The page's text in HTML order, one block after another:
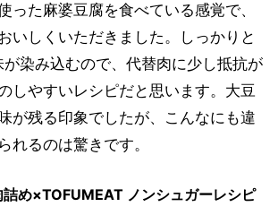
った麻婆豆腐を食べている感覚で、
いしくいただきました。しっかりと
染み込むので、代替肉に少し抵抗が
しやすいレシピだと思います。大豆
が残る印象でしたが、こんなにも違
れるのは驚きです。
め×TOFUMEAT ノンシュガーレシピ